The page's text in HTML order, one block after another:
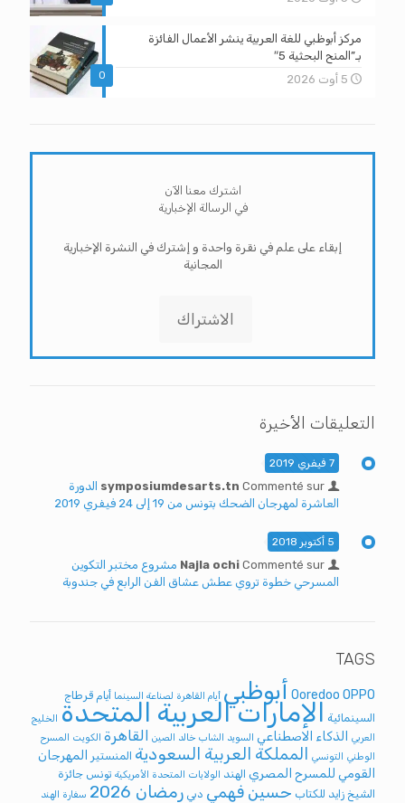
0
مركز أبوظبي للغة العربية ينشر الأعمال الفائزة
بـ”المنح البحثية 5″
5 أوت 2026
اشترك معنا الآن
في الرسالة الإخبارية
إبقاء على علم في نقرة واحدة و إشترك في النشرة الإخبارية
المجانية
الاشتراك
التعليقات الأخيرة
7 فيفري 2019
symposiumdesarts.tn Commenté sur
الدورة
العاشرة لمهرجان الضحك بتونس من 19 إلى 24 فيفري 2019
5 أكتوبر 2018
Najla ochi Commenté sur
مشروع مختبر التكوين
المسرحي خطوة تروي عطش عشاق الفن الرابع في جندوبة
TAGS
Ooredoo OPPO أبوظبي أيام القاهرة لصناعة السينما أيام قرطاج
السينمائية الإمارات العربية المتحدة الخليج
العربي
الذكاء الاصطناعي السويد الشاب خالد الصين القاهرة الكويت المسرح
الوطني التونسي المملكة العربية السعودية المنستير
المهرجان
القومي للمسرح المصري الهند الولايات المتحدة الأمريكية تونس جائزة
الشيخ زايد للكتاب حسين فهمي دبي رمضان 2026
سفارة الهند